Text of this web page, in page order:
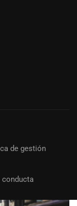
de gestión
conducta